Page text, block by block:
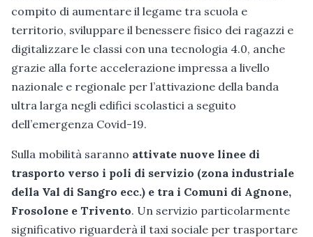
compito di aumentare il legame tra scuola e
territorio, sviluppare il benessere fisico dei ragazzi e
digitalizzare le classi con una tecnologia 4.0, anche
grazie alla forte accelerazione impressa a livello
nazionale e regionale per l’attivazione della banda
ultra larga negli edifici scolastici a seguito
dell’emergenza Covid-19.
Sulla mobilità saranno attivate nuove linee di
trasporto verso i poli di servizio (zona industriale
della Val di Sangro ecc.) e tra i Comuni di Agnone,
Frosolone e Trivento. Un servizio particolarmente
significativo riguarderà il taxi sociale per trasportare